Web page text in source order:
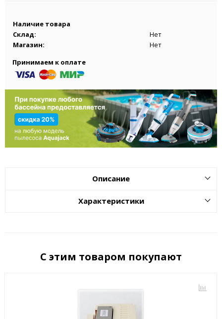
Наличие товара
Склад:
Нет
Магазин:
Нет
Принимаем к оплате
Описание
Характеристики
С этим товаром покупают